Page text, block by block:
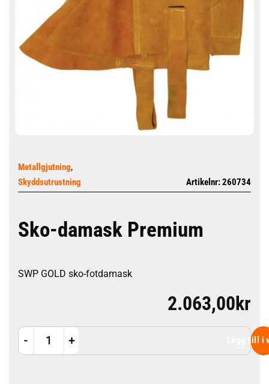
Metallgjutning,
Skyddsutrustning Artikelnr: 260734
Sko-damask Premium
SWP GOLD sko-fotdamask
2.063,00kr
Sko-damask Premium mängd
Lägg till i